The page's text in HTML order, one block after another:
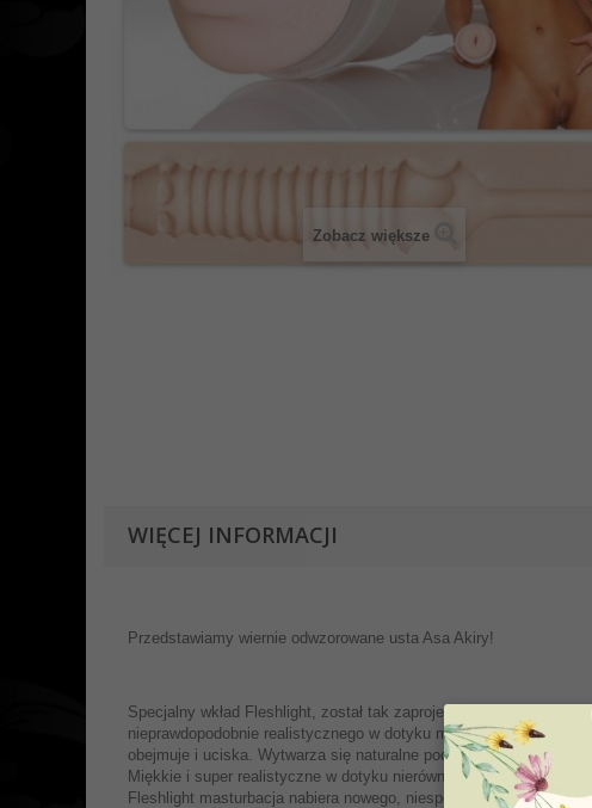
Zobacz większe
WIĘCEJ INFORMACJI
Przedstawiamy wiernie odwzorowane usta Asa Akiry!
Specjalny wkład Fleshlight, został tak zaprojektowany, aby w
nieprawdopodobnie realistycznego w dotyku materiału - Real
obejmuje i uciska. Wytwarza się naturalne podciśnienie dające
Miękkie i super realistyczne w dotyku nierówności stymulują
Fleshlight masturbacja nabiera nowego, niespotykanego dotąd